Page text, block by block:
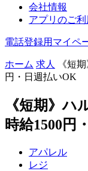
会社情報
アプリのご
電話登録用マイペ
ホーム 求人
《短
円・日週払いOK
《短期》
時給1500円
アパレル
レジ